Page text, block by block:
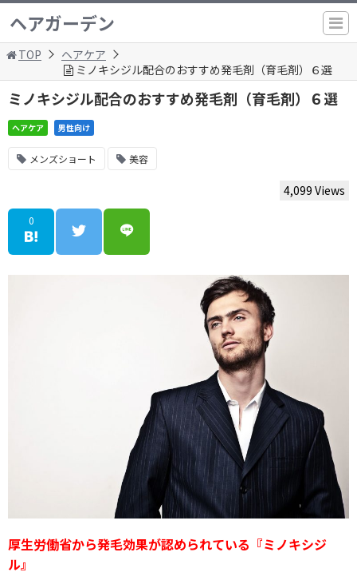
ヘアガーデン
TOP
ヘアケア
ミノキシジル配合のおすすめ発毛剤（育毛剤）６選
ミノキシジル配合のおすすめ発毛剤（育毛剤）６選
ヘアケア 男性向け
メンズショート 美容
4,099 Views
0
厚生労働省から発毛効果が認められている『ミノキシジ
ル』